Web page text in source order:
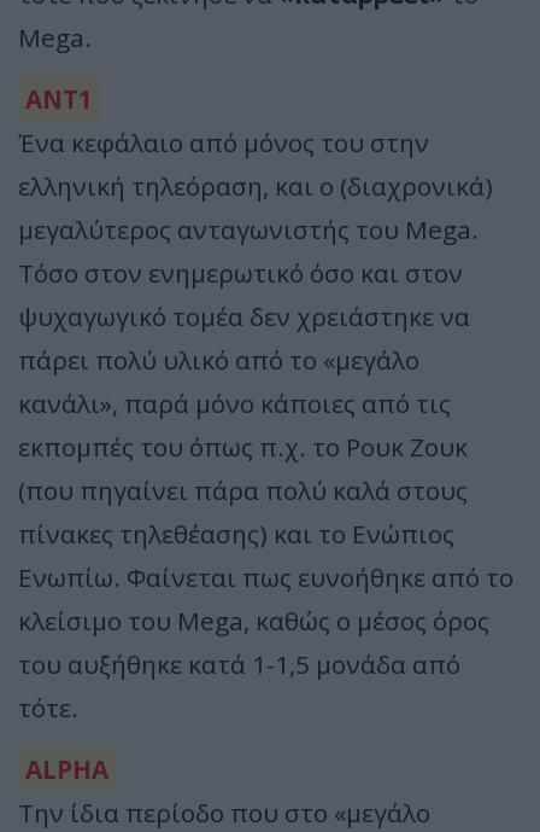
Mega.
ΑΝΤ1
Ένα κεφάλαιο από μόνος του στην
ελληνική τηλεόραση, και ο (διαχρονικά)
μεγαλύτερος ανταγωνιστής του Mega.
Τόσο στον ενημερωτικό όσο και στον
ψυχαγωγικό τομέα δεν χρειάστηκε να
πάρει πολύ υλικό από το «μεγάλο
κανάλι», παρά μόνο κάποιες από τις
εκπομπές του όπως π.χ. το Ρουκ Ζουκ
(που πηγαίνει πάρα πολύ καλά στους
πίνακες τηλεθέασης) και το Ενώπιος
Ενωπίω. Φαίνεται πως ευνοήθηκε από το
κλείσιμο του Mega, καθώς ο μέσος όρος
του αυξήθηκε κατά 1-1,5 μονάδα από
τότε.
ALPHA
Την ίδια περίοδο που στο «μεγάλο